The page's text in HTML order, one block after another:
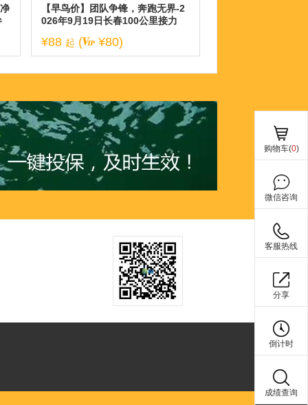
【早鸟价】团队争锋，奔跑无界-2
026年9月19日长春100公里接力
¥88 起 ( ¥80)
购物车(0)
微信咨询
客服热线
分享
倒计时
成绩查询